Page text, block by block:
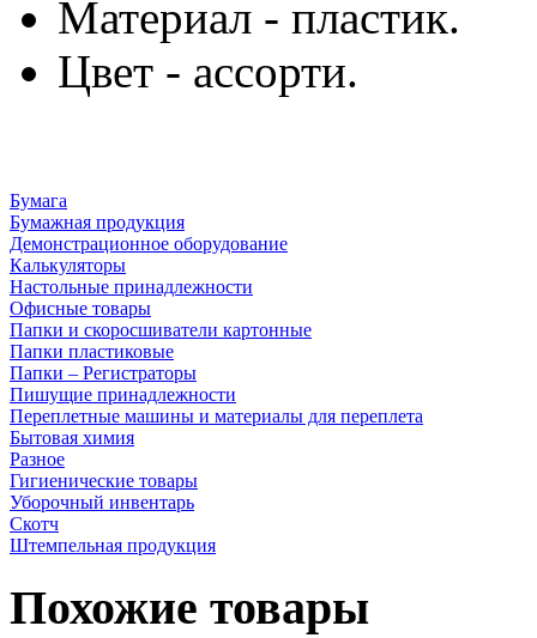
Материал - пластик.
Цвет - ассорти.
Бумага
Бумажная продукция
Демонстрационное оборудование
Калькуляторы
Настольные принадлежности
Офисные товары
Папки и скоросшиватели картонные
Папки пластиковые
Папки – Регистраторы
Пишущие принадлежности
Переплетные машины и материалы для переплета
Бытовая химия
Разное
Гигиенические товары
Уборочный инвентарь
Скотч
Штемпельная продукция
Похожие товары